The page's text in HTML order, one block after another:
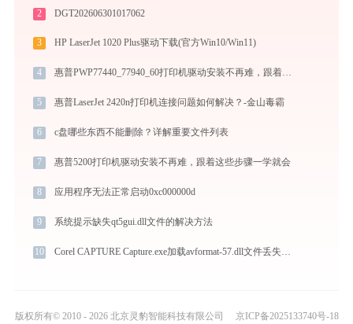
2 DGT202606301017062
3 HP LaserJet 1020 Plus驱动下载(官方Win10/Win11)
4 惠普PWP77440_77940_60打印机驱动安装不再难，跟着这些步骤一学就会
5 惠普LaserJet 2420n打印机连接问题如何解决？-金山毒霸
6 c盘哪些东西不能删除？详解重要文件列表
7 惠普5200打印机驱动安装不再难，跟着这些步骤一学就会
8 应用程序无法正常启动0xc000000d
9 系统提示缺失qt5gui.dll文件的解决方法
10 Corel CAPTURE Capture.exe加载avformat-57.dll文件丢失处理办法
版权所有© 2010 - 2026 北京灵豹智能科技有限公司 京ICP备2025133740号-18